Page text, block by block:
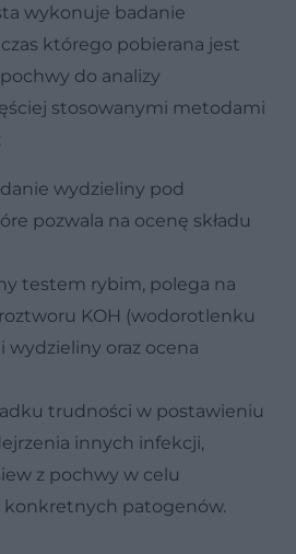
wykonuje badanie
którego pobierana jest
do analizy
stosowanymi metodami
wydzieliny pod
pozwala na ocenę składu
testem rybim, polega na
KOH (wodorotlenku
wydzieliny oraz ocena
trudności w postawieniu
innych infekcji,
z pochwy w celu
patogenów.